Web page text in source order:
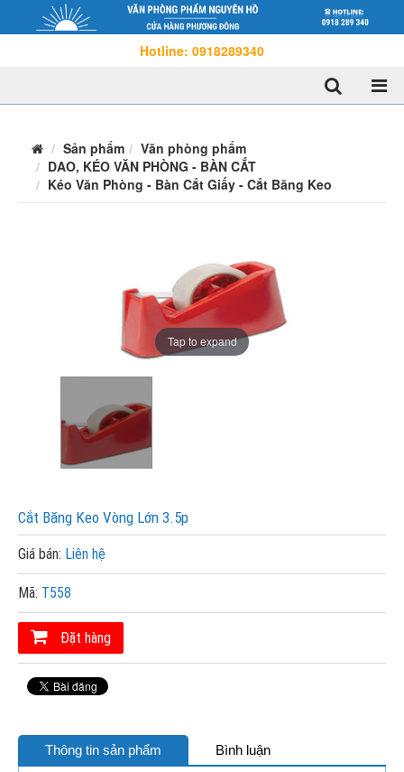
Hotline: 0918289340
Sản phẩm
Văn phòng phẩm
DAO, KÉO VĂN PHÒNG - BÀN CẮT
Kéo Văn Phòng - Bàn Cắt Giấy - Cắt Băng Keo
Tap to expand
Cắt Băng Keo Vòng Lớn 3.5p
Giá bán: Liên hệ
Mã: T558
Đặt hàng
Thông tin sản phẩm Bình luận